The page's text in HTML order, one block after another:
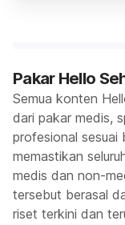
Pakar Hello
Semua konten
dari pakar medis,
profesional sesuai
memastikan
medis dan non-
tersebut berasal
riset terkini dan